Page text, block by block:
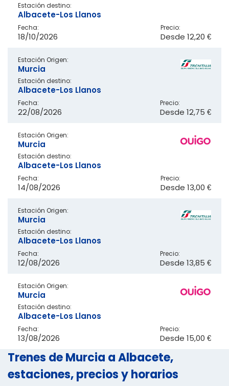
Estación destino:
Albacete-Los Llanos
Fecha:
18/10/2026
Precio:
Desde 12,20 €
Estación Origen:
Murcia
Estación destino:
Albacete-Los Llanos
Fecha:
22/08/2026
Precio:
Desde 12,75 €
Estación Origen:
Murcia
Estación destino:
Albacete-Los Llanos
Fecha:
14/08/2026
Precio:
Desde 13,00 €
Estación Origen:
Murcia
Estación destino:
Albacete-Los Llanos
Fecha:
12/08/2026
Precio:
Desde 13,85 €
Estación Origen:
Murcia
Estación destino:
Albacete-Los Llanos
Fecha:
13/08/2026
Precio:
Desde 15,00 €
Trenes de Murcia a Albacete,
estaciones, precios y horarios